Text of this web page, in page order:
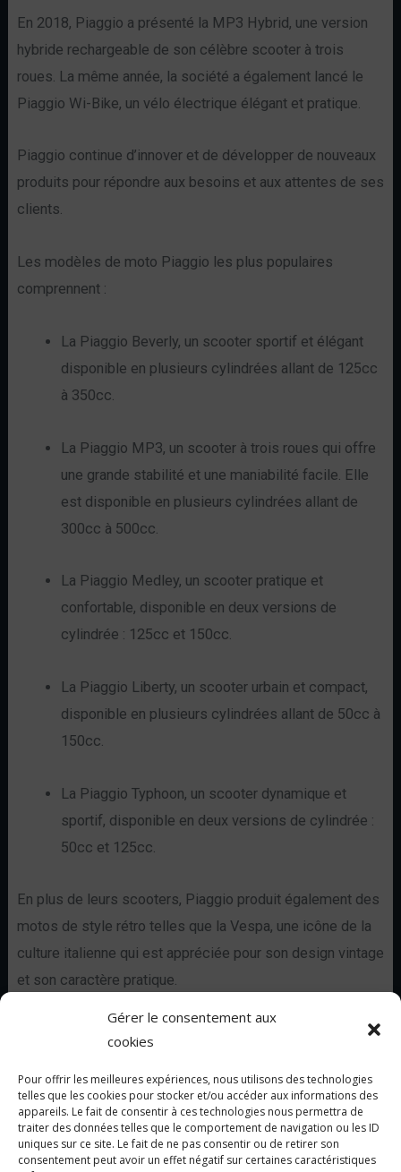
Gérer le consentement aux
cookies
Pour offrir les meilleures expériences, nous utilisons des technologies
telles que les cookies pour stocker et/ou accéder aux informations des
appareils. Le fait de consentir à ces technologies nous permettra de
traiter des données telles que le comportement de navigation ou les ID
uniques sur ce site. Le fait de ne pas consentir ou de retirer son
consentement peut avoir un effet négatif sur certaines caractéristiques
En 2018, Piaggio a présenté la MP3 Hybrid, une version
hybride rechargeable de son célèbre scooter à trois
roues. La même année, la société a également lancé le
Piaggio Wi-Bike, un vélo électrique élégant et pratique.
Piaggio continue d’innover et de développer de nouveaux
produits pour répondre aux besoins et aux attentes de ses
clients.
Les modèles de moto Piaggio les plus populaires
comprennent :
La Piaggio Beverly, un scooter sportif et élégant
disponible en plusieurs cylindrées allant de 125cc
à 350cc.
La Piaggio MP3, un scooter à trois roues qui offre
une grande stabilité et une maniabilité facile. Elle
est disponible en plusieurs cylindrées allant de
300cc à 500cc.
La Piaggio Medley, un scooter pratique et
confortable, disponible en deux versions de
cylindrée : 125cc et 150cc.
La Piaggio Liberty, un scooter urbain et compact,
disponible en plusieurs cylindrées allant de 50cc à
150cc.
La Piaggio Typhoon, un scooter dynamique et
sportif, disponible en deux versions de cylindrée :
50cc et 125cc.
En plus de leurs scooters, Piaggio produit également des
motos de style rétro telles que la Vespa, une icône de la
culture italienne qui est appréciée pour son design vintage
et son caractère pratique.
Accueil
A Propos
Ducati